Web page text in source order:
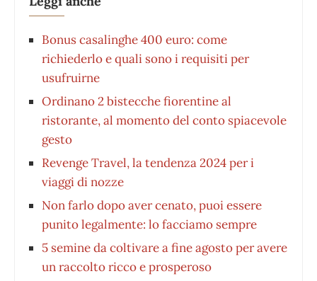
Bonus casalinghe 400 euro: come
richiederlo e quali sono i requisiti per
usufruirne
Ordinano 2 bistecche fiorentine al
ristorante, al momento del conto spiacevole
gesto
Revenge Travel, la tendenza 2024 per i
viaggi di nozze
Non farlo dopo aver cenato, puoi essere
punito legalmente: lo facciamo sempre
5 semine da coltivare a fine agosto per avere
un raccolto ricco e prosperoso